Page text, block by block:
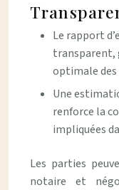
Le rapport
transparent,
optimale des
Une
renforce la
impliquées
Les parties
notaire et